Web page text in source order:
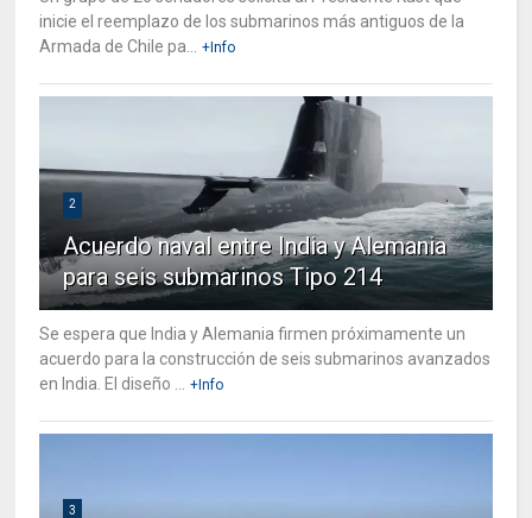
inicie el reemplazo de los submarinos más antiguos de la
Armada de Chile pa...
+Info
2
Acuerdo naval entre India y Alemania
para seis submarinos Tipo 214
Se espera que India y Alemania firmen próximamente un
acuerdo para la construcción de seis submarinos avanzados
en India. El diseño ...
+Info
3